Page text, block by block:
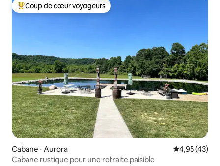
Coups de cœur voyageurs les plus appréciés
Coup de cœur voyageurs
Cabane ⋅ Aurora Évaluation
4,95 (43)
Cabane rustique pour une retraite paisible